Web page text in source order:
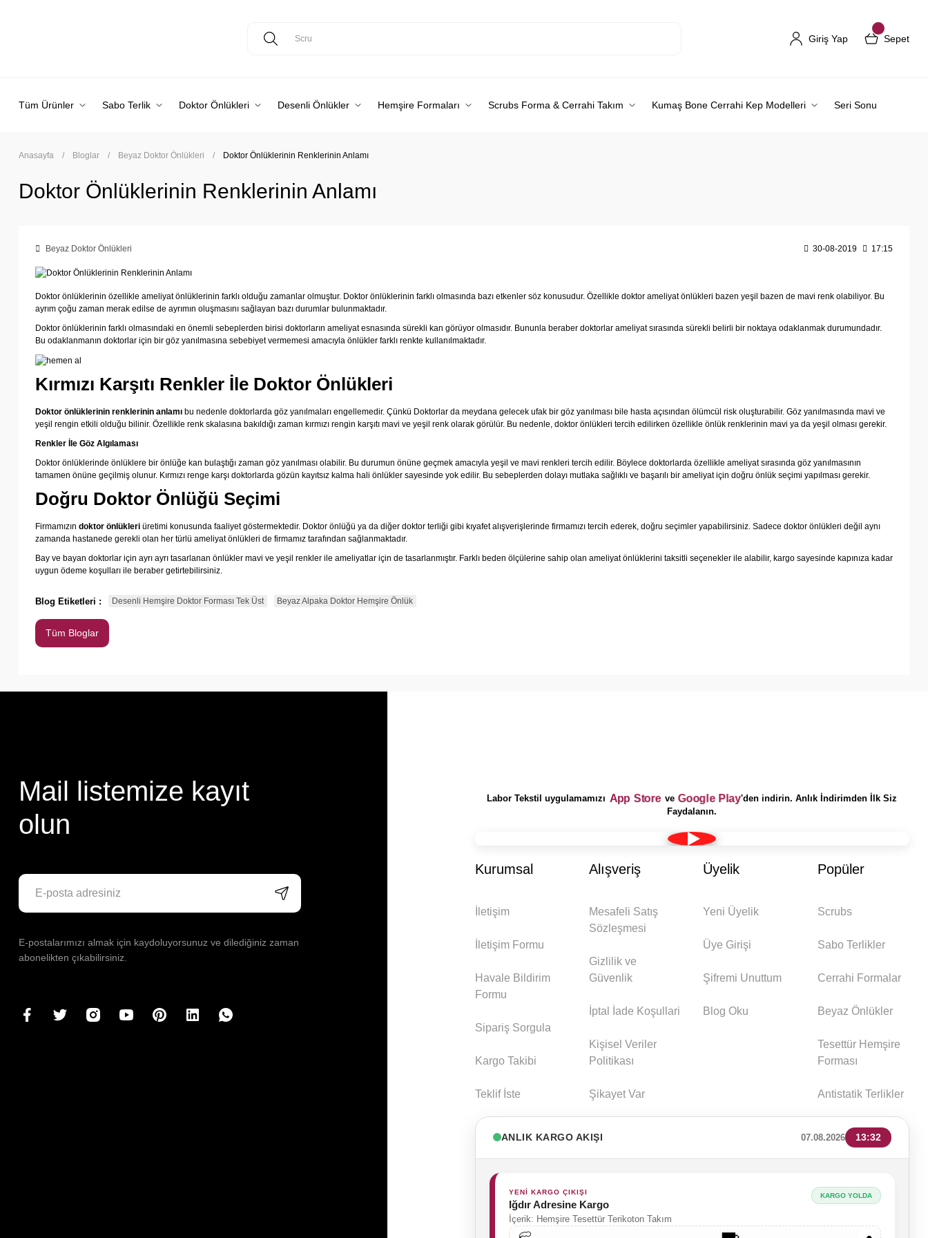
Giriş Yap Sepet
Tüm Ürünler Sabo Terlik Doktor Önlükleri Desenli Önlükler Hemşire Formaları Scrubs Forma & Cerrahi Takım Kumaş Bone Cerrahi Kep Modelleri Seri Sonu
Anasayfa Bloglar Beyaz Doktor Önlükleri Doktor Önlüklerinin Renklerinin Anlamı
Doktor Önlüklerinin Renklerinin Anlamı
Beyaz Doktor Önlükleri 30-08-2019 17:15
Doktor önlüklerinin özellikle ameliyat önlüklerinin farklı olduğu zamanlar olmuştur. Doktor önlüklerinin farklı olmasında bazı etkenler söz konusudur. Özellikle doktor ameliyat önlükleri bazen yeşil bazen de mavi renk olabiliyor. Bu
ayrım çoğu zaman merak edilse de ayrımın oluşmasını sağlayan bazı durumlar bulunmaktadır.
Doktor önlüklerinin farklı olmasındaki en önemli sebeplerden birisi doktorların ameliyat esnasında sürekli kan görüyor olmasıdır. Bununla beraber doktorlar ameliyat sırasında sürekli belirli bir noktaya odaklanmak durumundadır.
Bu odaklanmanın doktorlar için bir göz yanılmasına sebebiyet vermemesi amacıyla önlükler farklı renkte kullanılmaktadır.
Kırmızı Karşıtı Renkler İle Doktor Önlükleri
Doktor önlüklerinin renklerinin anlamı bu nedenle doktorlarda göz yanılmaları engellemedir. Çünkü Doktorlar da meydana gelecek ufak bir göz yanılması bile hasta açısından ölümcül risk oluşturabilir. Göz yanılmasında mavi ve
yeşil rengin etkili olduğu bilinir. Özellikle renk skalasına bakıldığı zaman kırmızı rengin karşıtı mavi ve yeşil renk olarak görülür. Bu nedenle, doktor önlükleri tercih edilirken özellikle önlük renklerinin mavi ya da yeşil olması gerekir.
Renkler İle Göz Algılaması
Doktor önlüklerinde önlüklere bir önlüğe kan bulaştığı zaman göz yanılması olabilir. Bu durumun önüne geçmek amacıyla yeşil ve mavi renkleri tercih edilir. Böylece doktorlarda özellikle ameliyat sırasında göz yanılmasının
tamamen önüne geçilmiş olunur. Kırmızı renge karşı doktorlarda gözün kayıtsız kalma hali önlükler sayesinde yok edilir. Bu sebeplerden dolayı mutlaka sağlıklı ve başarılı bir ameliyat için doğru önlük seçimi yapılması gerekir.
Doğru Doktor Önlüğü Seçimi
Firmamızın doktor önlükleri üretimi konusunda faaliyet göstermektedir. Doktor önlüğü ya da diğer doktor terliği gibi kıyafet alışverişlerinde firmamızı tercih ederek, doğru seçimler yapabilirsiniz. Sadece doktor önlükleri değil aynı
zamanda hastanede gerekli olan her türlü ameliyat önlükleri de firmamız tarafından sağlanmaktadır.
Bay ve bayan doktorlar için ayrı ayrı tasarlanan önlükler mavi ve yeşil renkler ile ameliyatlar için de tasarlanmıştır. Farklı beden ölçülerine sahip olan ameliyat önlüklerini taksitli seçenekler ile alabilir, kargo sayesinde kapınıza kadar
uygun ödeme koşulları ile beraber getirtebilirsiniz.
Blog Etiketleri : Desenli Hemşire Doktor Forması Tek Üst Beyaz Alpaka Doktor Hemşire Önlük
Tüm Bloglar
Mail listemize kayıt
olun
E-postalarımızı almak için kaydoluyorsunuz ve dilediğiniz zaman
abonelikten çıkabilirsiniz.
Labor Tekstil uygulamamızı App Store ve Google Play 'den indirin. Anlık İndirimden İlk Siz
Faydalanın.
Kurumsal
İletişim
İletişim Formu
Havale Bildirim
Formu
Sipariş Sorgula
Kargo Takibi
Teklif İste
Alışveriş
Mesafeli Satış
Sözleşmesi
Gizlilik ve
Güvenlik
İptal İade Koşullari
Kişisel Veriler
Politikası
Şikayet Var
Üyelik
Yeni Üyelik
Üye Girişi
Şifremi Unuttum
Blog Oku
Popüler
Scrubs
Sabo Terlikler
Cerrahi Formalar
Beyaz Önlükler
Tesettür Hemşire
Forması
Antistatik Terlikler
ANLIK KARGO AKIŞI 07.08.2026 13:32
YENİ KARGO ÇIKIŞI
Iğdır Adresine Kargo
İçerik: Hemşire Tesettür Terikoton Takım
KARGO YOLDA